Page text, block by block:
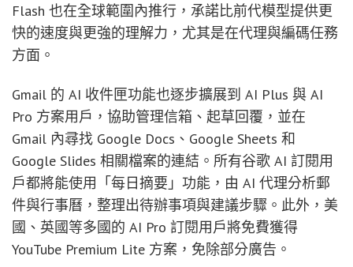
Flash 也在全球範圍內推行，承諾比前代模型提供更
快的速度與更強的理解力，尤其是在代理與編碼任務
方面。
Gmail 的 AI 收件匣功能也逐步擴展到 AI Plus 與 AI
Pro 方案用戶，協助管理信箱、起草回覆，並在
Gmail 內尋找 Google Docs、Google Sheets 和
Google Slides 相關檔案的連結。所有谷歌 AI 訂閱用
戶都將能使用「每日摘要」功能，由 AI 代理分析郵
件與行事曆，整理出待辦事項與建議步驟。此外，美
國、英國等多國的 AI Pro 訂閱用戶將免費獲得
YouTube Premium Lite 方案，免除部分廣告。